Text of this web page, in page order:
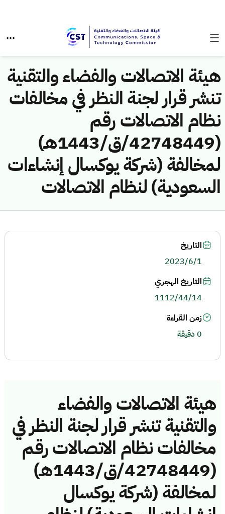
هيئة الاتصالات والفضاء والتقنية
تنشر قرار لجنة النظر في مخالفات
نظام الاتصالات رقم
(42748449/ق/1443هـ)
لمخالفة (شركة يوكسال إنشاءات
السعودية) لنظام الاتصالات
هيئة الاتصالات والفضاء
والتقنية تنشر قرار لجنة النظر في
مخالفات نظام الاتصالات رقم
(42748449/ق/1443هـ)
لمخالفة (شركة يوكسال
التاريخ
2023/6/1
التاريخ الهجري
1112/44/14
زمن القراءة
0 دقيقة